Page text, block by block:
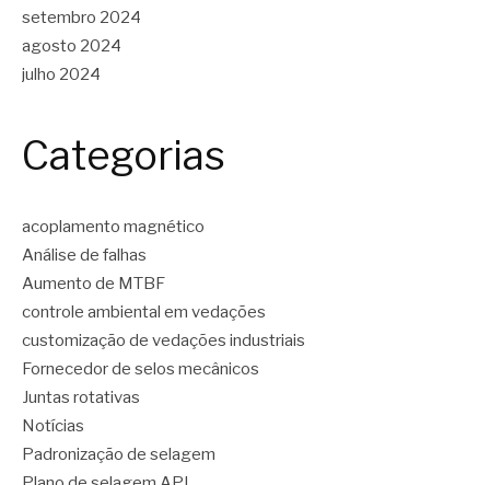
setembro 2024
agosto 2024
julho 2024
Categorias
acoplamento magnético
Análise de falhas
Aumento de MTBF
controle ambiental em vedações
customização de vedações industriais
Fornecedor de selos mecânicos
Juntas rotativas
Notícias
Padronização de selagem